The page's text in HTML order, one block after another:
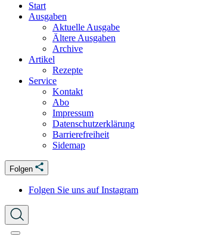
Start
Ausgaben
Aktuelle Ausgabe
Ältere Ausgaben
Archive
Artikel
Rezepte
Service
Kontakt
Abo
Impressum
Datenschutzerklärung
Barrierefreiheit
Sidemap
Folgen
Folgen Sie uns auf Instagram